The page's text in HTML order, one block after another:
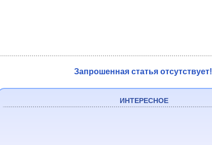
Запрошенная статья отсутствует!
ИНТЕРЕСНОЕ